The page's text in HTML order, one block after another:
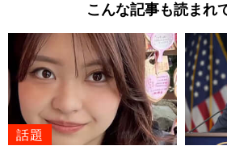
こんな記事も読まれ
話題